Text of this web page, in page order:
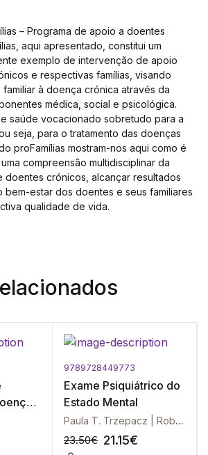
– Programa de apoio a doentes
aqui apresentado, constitui um
exemplo de intervenção de apoio
e respectivas famílias, visando
à doença crónica através da
médica, social e psicológica.
saúde vocacionado sobretudo para a
seja, para o tratamento das doenças
proFamílias mostram-nos aqui como é
compreensão multidisciplinar da
doentes crónicos, alcançar resultados
bem-estar dos doentes e seus familiares
qualidade de vida.
9789728449773
Exame Psiquiátrico do
Estado Mental
Paula T. Trzepacz | Robert W. Baker
23.50€ 21.15€